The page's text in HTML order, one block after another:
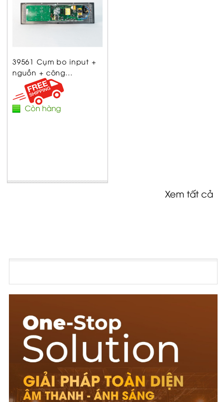
39561 Cụm bo input +
nguồn + công...
Còn hàng
Xem tất cả